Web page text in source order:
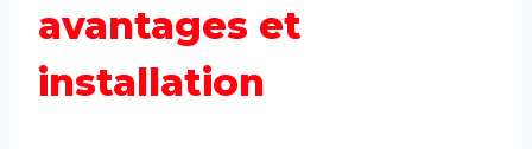
avantages et
installation